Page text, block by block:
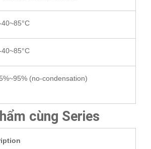
40~85°C
40~85°C
5%~95% (no-condensation)
cùng Series